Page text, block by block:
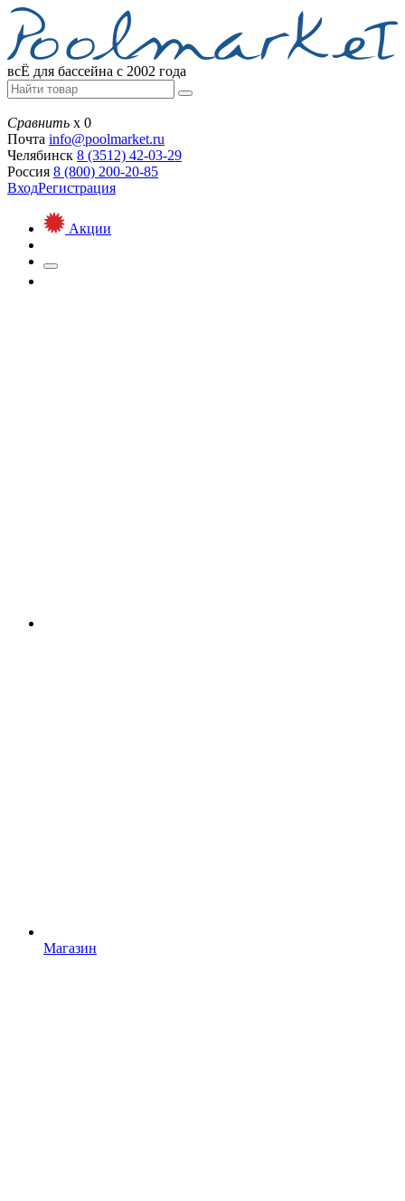
всЁ для бассейна с 2002 года
Сравнить х 0
Почта info@poolmarket.ru
Челябинск 8 (3512) 42-03-29
Россия 8 (800) 200-20-85
ВходРегистрация
Акции
Магазин